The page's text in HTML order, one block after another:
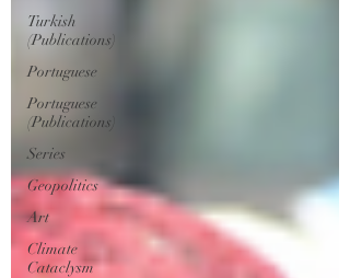
Turkish
(Publications)
Portuguese
Portuguese
(Publications)
Series
Geopolitics
Art
Climate
Cataclysm